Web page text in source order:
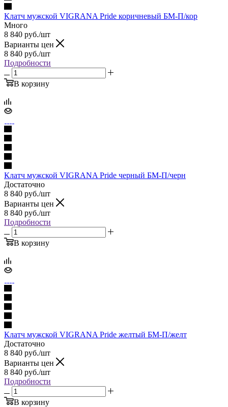
Клатч мужской VIGRANA Pride коричневый БМ-П/кор
Много
8 840 руб./шт
Варианты цен
8 840 руб./шт
Подробности
В корзину
Клатч мужской VIGRANA Pride черный БМ-П/черн
Достаточно
8 840 руб./шт
Варианты цен
8 840 руб./шт
Подробности
В корзину
Клатч мужской VIGRANA Pride желтый БМ-П/желт
Достаточно
8 840 руб./шт
Варианты цен
8 840 руб./шт
Подробности
В корзину